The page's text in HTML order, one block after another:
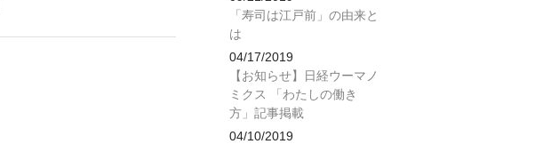
「寿司は江戸前」の由来と
は
04/17/2019
【お知らせ】日経ウーマノ
ミクス 「わたしの働き
方」記事掲載
04/10/2019